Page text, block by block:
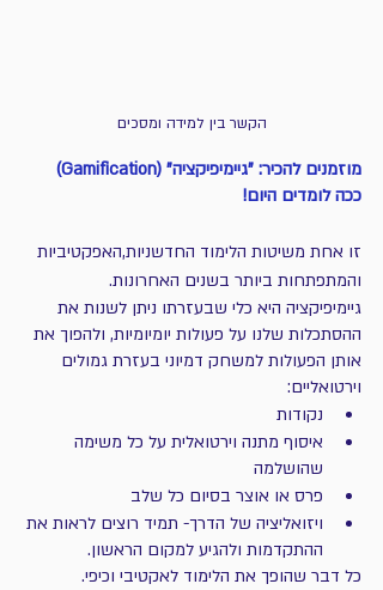
הקשר בין למידה ומסכים
מוזמנים להכיר: "גיימיפיקציה" (Gamification)
ככה לומדים היום!
זו אחת משיטות הלימוד החדשניות,האפקטיביות
והמתפתחות ביותר בשנים האחרונות.
גיימיפיקציה היא כלי שבעזרתו ניתן לשנות את
ההסתכלות שלנו על פעולות יומיומיות, ולהפוך את
אותן הפעולות למשחק דמיוני בעזרת גמולים
וירטואליים:
נקודות
איסוף מתנה וירטואלית על כל משימה
שהושלמה
פרס או אוצר בסיום כל שלב
ויזואליציה של הדרך- תמיד רוצים לראות את
ההתקדמות ולהגיע למקום הראשון.
כל דבר שהופך את הלימוד לאקטיבי וכיפי.